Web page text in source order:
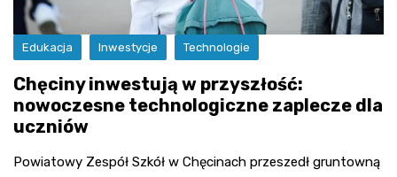
Edukacja Inwestycje Technologie
Chęciny inwestują w przyszłość:
nowoczesne technologiczne zaplecze dla
uczniów
Powiatowy Zespół Szkół w Chęcinach przeszedł gruntowną